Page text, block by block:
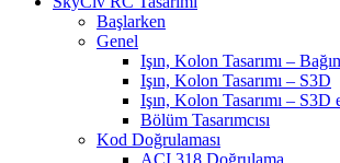
Başlarken
Genel
Işın, Kolon Tasarımı –
Işın, Kolon Tasarımı – S3D
Işın, Kolon Tasarımı – S3D
Bölüm Tasarımcısı
Kod Doğrulaması